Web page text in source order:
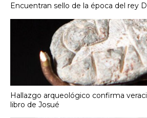
Encuentran sello de la época del rey
Hallazgo arqueológico confirma
libro de Josué